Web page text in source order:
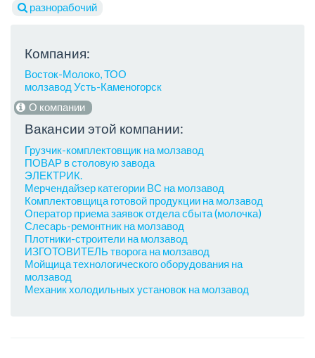
разнорабочий
Компания:
Восток-Молоко, ТОО
молзавод Усть-Каменогорск
О компании
Вакансии этой компании:
Грузчик-комплектовщик на молзавод
ПОВАР в столовую завода
ЭЛЕКТРИК.
Мерчендайзер категории ВС на молзавод
Комплектовщица готовой продукции на молзавод
Оператор приема заявок отдела сбыта (молочка)
Слесарь-ремонтник на молзавод
Плотники-строители на молзавод
ИЗГОТОВИТЕЛЬ творога на молзавод
Мойщица технологического оборудования на
молзавод
Механик холодильных установок на молзавод